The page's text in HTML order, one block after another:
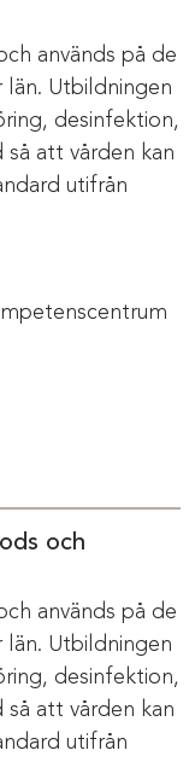
används på de
län. Utbildningen
desinfektion,
att vården kan
utifrån
och
används på de
län. Utbildningen
desinfektion,
att vården kan
utifrån